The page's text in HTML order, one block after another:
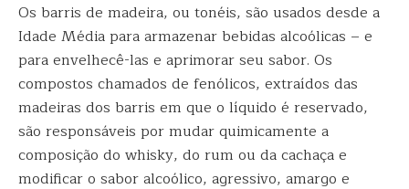
Os barris de madeira, ou tonéis, são usados desde a
Idade Média para armazenar bebidas alcoólicas – e
para envelhecê-las e aprimorar seu sabor. Os
compostos chamados de fenólicos, extraídos das
madeiras dos barris em que o líquido é reservado,
são responsáveis por mudar quimicamente a
composição do whisky, do rum ou da cachaça e
modificar o sabor alcoólico, agressivo, amargo e